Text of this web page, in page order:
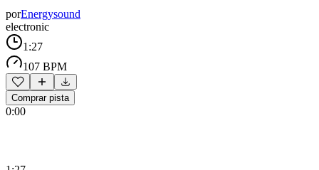
porEnergysound
electronic
1:27
107 BPM
Comprar pista
0:00